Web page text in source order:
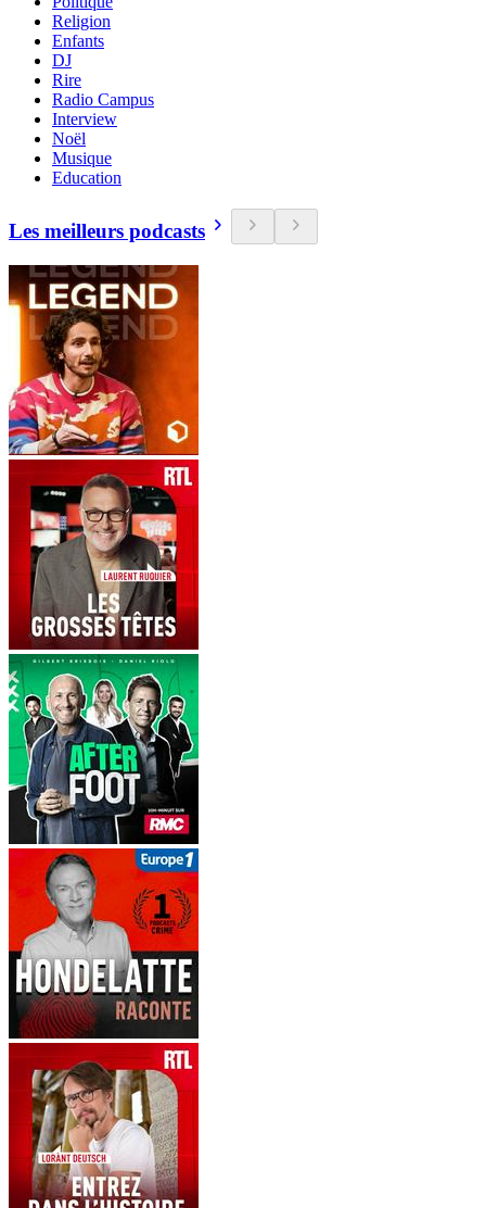
Religion
Enfants
DJ
Rire
Radio Campus
Interview
Noël
Musique
Education
Les meilleurs podcasts